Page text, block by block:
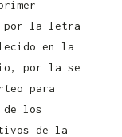
por la letra
en la
por la se
para
de los
de la